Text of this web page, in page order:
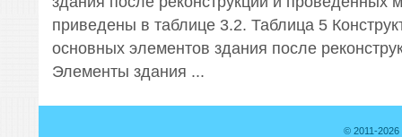
приведены в таблице 3.2. Таблица 5
основных элементов здания после
Элементы здания ...
© 2011-2026